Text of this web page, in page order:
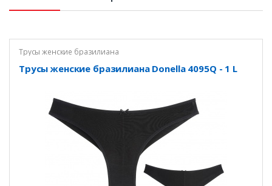
Трусы женские бразилиана
Трусы женские бразилиана Donella 4095Q - 1 L